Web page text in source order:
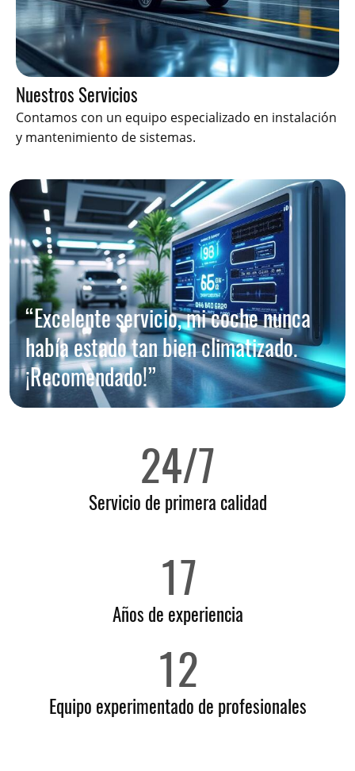
Nuestros Servicios
Contamos con un equipo especializado en instalación
y mantenimiento de sistemas.
“Excelente servicio, mi coche nunca
había estado tan bien climatizado.
¡Recomendado!”
24/7
Servicio de primera calidad
17
Años de experiencia
12
Equipo experimentado de profesionales